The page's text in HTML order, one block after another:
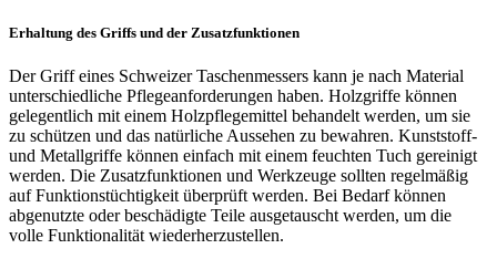
Erhaltung des Griffs und der Zusatzfunktionen
Der Griff eines Schweizer Taschenmessers kann je nach Material
unterschiedliche Pflegeanforderungen haben. Holzgriffe können
gelegentlich mit einem Holzpflegemittel behandelt werden, um sie
zu schützen und das natürliche Aussehen zu bewahren. Kunststoff-
und Metallgriffe können einfach mit einem feuchten Tuch gereinigt
werden. Die Zusatzfunktionen und Werkzeuge sollten regelmäßig
auf Funktionstüchtigkeit überprüft werden. Bei Bedarf können
abgenutzte oder beschädigte Teile ausgetauscht werden, um die
volle Funktionalität wiederherzustellen.